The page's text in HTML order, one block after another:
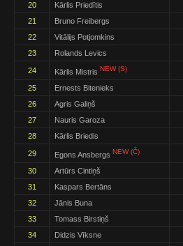
20
Kārlis Priedītis
21
Bruno Freibergs
22
Vitālijs Potjomkins
23
Rolands Levics
24 Kārlis Mistris NEW (S)
25 Ernests Bitenieks
26
Agris Galiņš
27
Nauris Garoza
28
Kārlis Briedis
29 Egons Ansbergs NEW (Č)
30 Artūrs Cintiņš
31
Kaspars Bertāns
32
Jānis Buna
33
Tomass Birstiņš
34
Didzis Vīksne